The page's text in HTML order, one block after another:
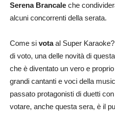
Serena Brancale che
alcuni concorrenti della serata.
Come si votaal Super
di voto, una delle novità di
che è diventato un vero e
grandi cantanti e voci della
passato protagonisti di duetti
votare, anche questa sera, è il